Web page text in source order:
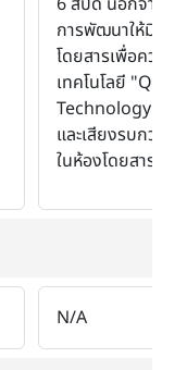
การพัฒนาให้มีคว
โดยสารเพื่อความ
เทคโนโลยี
Technology" ป้
และเสียงรบกวนไ
ในห้องโดยสาร
N/A